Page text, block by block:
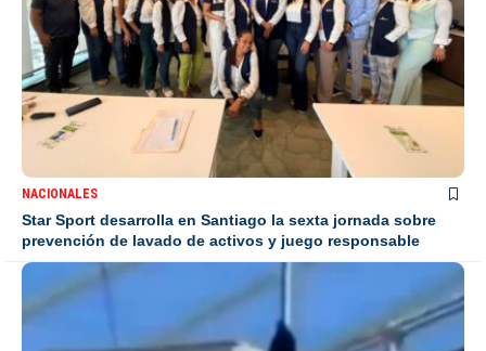
NACIONALES
Star Sport desarrolla en Santiago la sexta jornada sobre
prevención de lavado de activos y juego responsable